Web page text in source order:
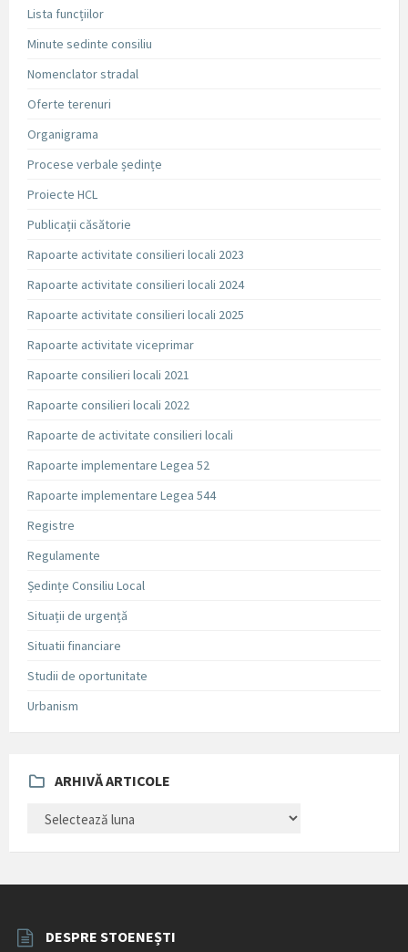
Lista funcțiilor
Minute sedinte consiliu
Nomenclator stradal
Oferte terenuri
Organigrama
Procese verbale ședințe
Proiecte HCL
Publicații căsătorie
Rapoarte activitate consilieri locali 2023
Rapoarte activitate consilieri locali 2024
Rapoarte activitate consilieri locali 2025
Rapoarte activitate viceprimar
Rapoarte consilieri locali 2021
Rapoarte consilieri locali 2022
Rapoarte de activitate consilieri locali
Rapoarte implementare Legea 52
Rapoarte implementare Legea 544
Registre
Regulamente
Ședințe Consiliu Local
Situații de urgență
Situatii financiare
Studii de oportunitate
Urbanism
ARHIVĂ ARTICOLE
ARTICOLE
DESPRE STOENEȘTI